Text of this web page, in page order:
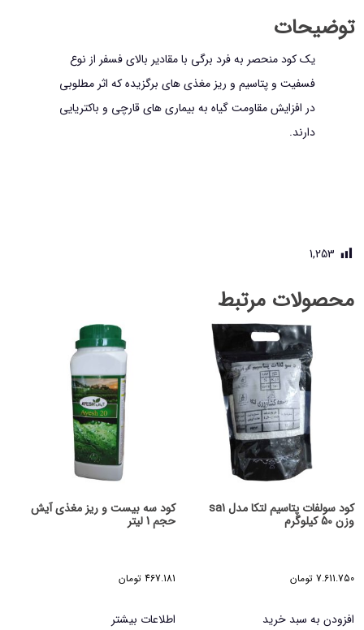
توضیحات
یک کود منحصر به فرد برگی با مقادیر بالای فسفر از نوع
فسفیت و پتاسیم و ریز مغذی های برگزیده که اثر مطلوبی
در افزایش مقاومت گیاه به بیماری های قارچی و باکتریایی
دارند.
1,253
محصولات مرتبط
کود سولفات پتاسیم لتکا مدل sa1
وزن 50 کیلوگرم
7.611.750 تومان
افزودن به سبد خرید
کود سه بیست و ریز مغذی آیش
حجم 1 لیتر
467.181 تومان
اطلاعات بیشتر